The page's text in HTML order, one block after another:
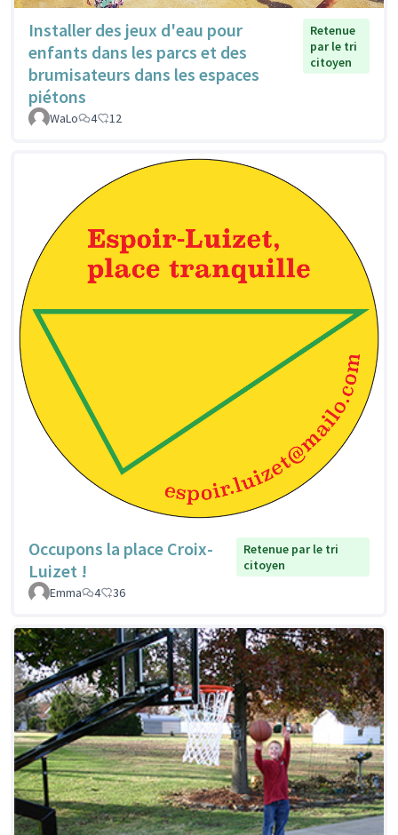
Installer des jeux d'eau pour
enfants dans les parcs et des
brumisateurs dans les espaces
piétons
Retenue
par le tri
citoyen
WaLo 4 12
Occupons la place Croix-
Luizet !
Retenue par le tri
citoyen
Emma
4 36